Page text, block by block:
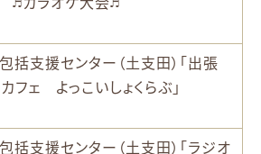
括支援センター（土支田）「出張
ェ よっこいしょくらぶ」
括支援センター（土支田）「ラジオ